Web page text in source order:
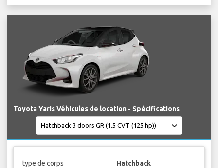
Toyota Yaris Véhicules de location - Spécifications
type de corps Hatchback